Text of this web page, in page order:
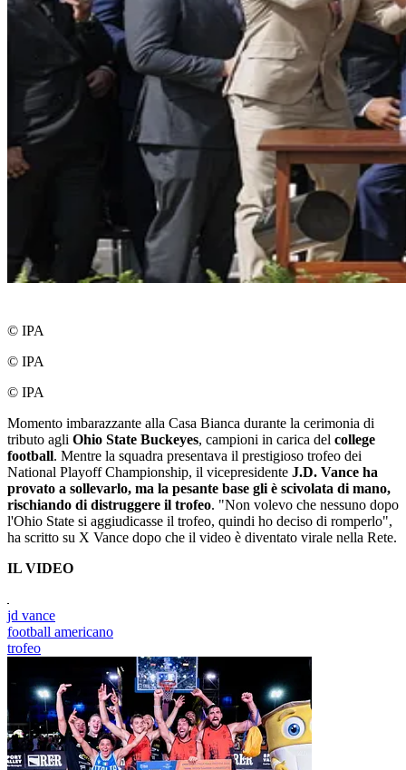
© IPA
© IPA
© IPA
Momento imbarazzante alla Casa Bianca durante la cerimonia di
tributo agli Ohio State Buckeyes, campioni in carica del college
football. Mentre la squadra presentava il prestigioso trofeo dei
National Playoff Championship, il vicepresidente J.D. Vance ha
provato a sollevarlo, ma la pesante base gli è scivolata di mano,
rischiando di distruggere il trofeo. "Non volevo che nessuno dopo
l'Ohio State si aggiudicasse il trofeo, quindi ho deciso di romperlo",
ha scritto su X Vance dopo che il video è diventato virale nella Rete.
IL VIDEO
jd vance
football americano
trofeo